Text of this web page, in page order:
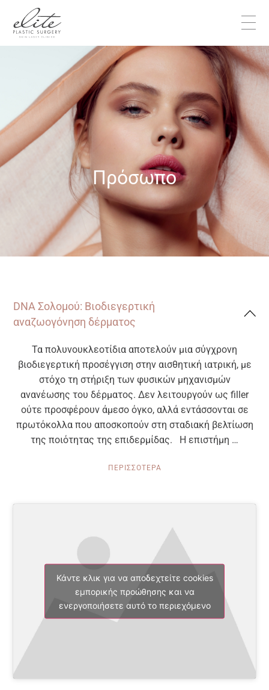
Πρόσωπο
DNA Σολομού: Βιοδιεγερτική
αναζωογόνηση δέρματος
Τα πολυνουκλεοτίδια αποτελούν μια σύγχρονη
βιοδιεγερτική προσέγγιση στην αισθητική ιατρική, με
στόχο τη στήριξη των φυσικών μηχανισμών
ανανέωσης του δέρματος. Δεν λειτουργούν ως filler
ούτε προσφέρουν άμεσο όγκο, αλλά εντάσσονται σε
πρωτόκολλα που αποσκοπούν στη σταδιακή βελτίωση
της ποιότητας της επιδερμίδας. Η επιστήμη …
ΠΕΡΙΣΣΟΤΕΡΑ
Κάντε κλικ για να αποδεχτείτε cookies
εμπορικής προώθησης και να
ενεργοποιήσετε αυτό το περιεχόμενο